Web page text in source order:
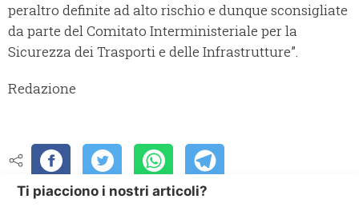
peraltro definite ad alto rischio e dunque sconsigliate
da parte del Comitato Interministeriale per la
Sicurezza dei Trasporti e delle Infrastrutture”.
Redazione
Ti piacciono i nostri articoli?